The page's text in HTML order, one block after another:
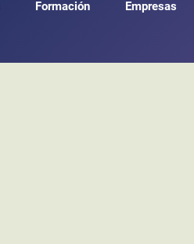
Formación Empresas